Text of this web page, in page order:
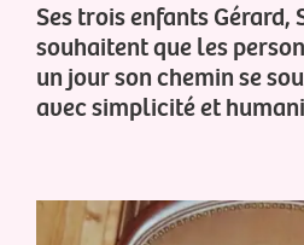
Ses trois enfants Gérard,
souhaitent que les
un jour son chemin se
avec simplicité et